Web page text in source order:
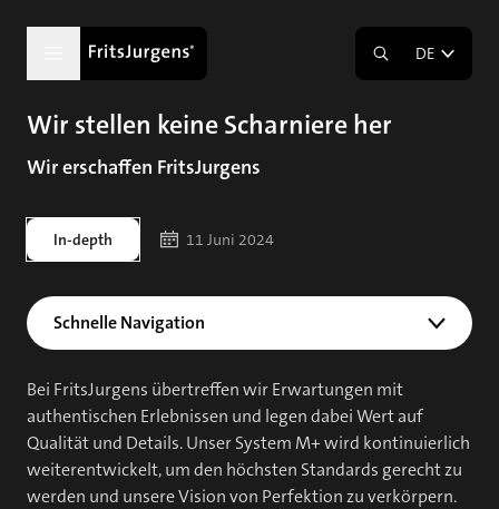
DE
Wir stellen keine Scharniere her
Wir erschaffen FritsJurgens
In-depth 11 Juni 2024
Schnelle Navigation
Bei FritsJurgens übertreffen wir Erwartungen mit
authentischen Erlebnissen und legen dabei Wert auf
Qualität und Details. Unser System M+ wird kontinuierlich
weiterentwickelt, um den höchsten Standards gerecht zu
werden und unsere Vision von Perfektion zu verkörpern.